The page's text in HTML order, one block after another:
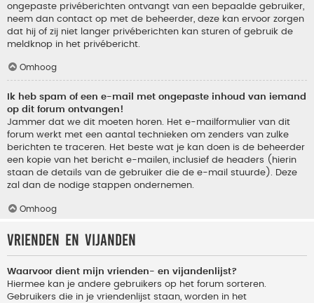
ongepaste privéberichten ontvangt van een bepaalde gebruiker,
neem dan contact op met de beheerder, deze kan ervoor zorgen
dat hij of zij niet langer privéberichten kan sturen of gebruik de
meldknop in het privébericht.
Omhoog
Ik heb spam of een e-mail met ongepaste inhoud van iemand
op dit forum ontvangen!
Jammer dat we dit moeten horen. Het e-mailformulier van dit
forum werkt met een aantal technieken om zenders van zulke
berichten te traceren. Het beste wat je kan doen is de beheerder
een kopie van het bericht e-mailen, inclusief de headers (hierin
staan de details van de gebruiker die de e-mail stuurde). Deze
zal dan de nodige stappen ondernemen.
Omhoog
Vrienden en vijanden
Waarvoor dient mijn vrienden- en vijandenlijst?
Hiermee kan je andere gebruikers op het forum sorteren.
Gebruikers die in je vriendenlijst staan, worden in het